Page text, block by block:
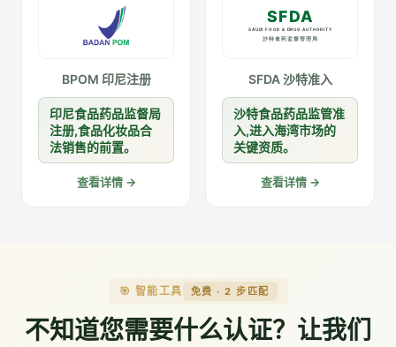
BPOM 印尼注册
印尼食品药品监督局
注册,食品化妆品合
法销售的前置。
查看详情 →
SFDA 沙特准入
沙特食品药品监管准
入,进入海湾市场的
关键资质。
查看详情 →
🎯 智能工具 免费 · 2 步匹配
不知道您需要什么认证？让我们